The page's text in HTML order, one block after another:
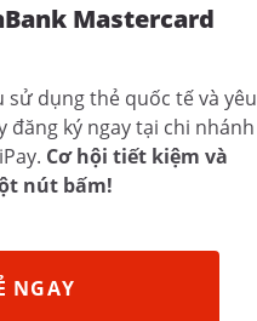
Mastercard
sử dụng thẻ quốc tế và yêu
đăng ký ngay tại chi nhánh
Cơ hội tiết kiệm và
nút bấm!
NGAY